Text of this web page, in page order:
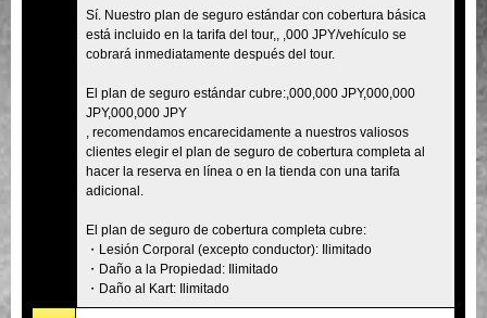
Sí. Nuestro plan de seguro estándar con cobertura básica
está incluido en la tarifa del tour,, ,000 JPY/vehículo se
cobrará inmediatamente después del tour.
El plan de seguro estándar cubre:,000,000 JPY,000,000
JPY,000,000 JPY
, recomendamos encarecidamente a nuestros valiosos
clientes elegir el plan de seguro de cobertura completa al
hacer la reserva en línea o en la tienda con una tarifa
adicional.
El plan de seguro de cobertura completa cubre:
・Lesión Corporal (excepto conductor): Ilimitado
・Daño a la Propiedad: Ilimitado
・Daño al Kart: Ilimitado